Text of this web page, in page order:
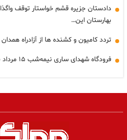
دادستان جزیره قشم خواستار توقف
بهارستان این…
تردد کامیون و کشنده ها از آزادراه
فرودگاه شهدای ساری نیمه‌شب ۱۵ مرداد بسته می‌شود